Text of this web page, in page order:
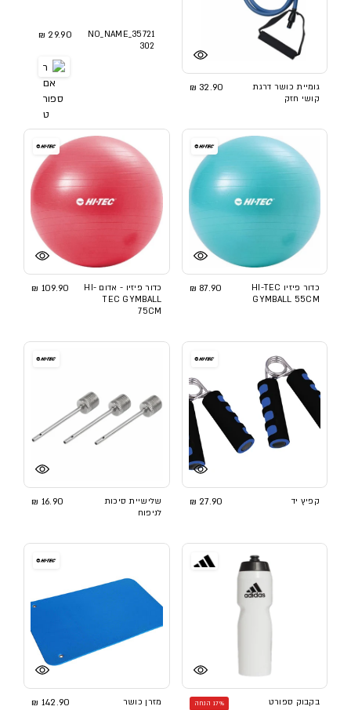
גומיית כושר דרגת
קושי חזק
32.90 ₪
NO_NAME_35721
302
29.90 ₪
כדור פיזיו HI-TEC
GYMBALL 55CM
87.90 ₪
כדור פיזיו - אדום HI-
TEC GYMBALL
75CM
109.90 ₪
קפיץ יד 27.90 ₪
שלישיית סיכות
לניפוח
16.90 ₪
בקבוק ספורט 17% הנחה מזרן כושר 142.90 ₪